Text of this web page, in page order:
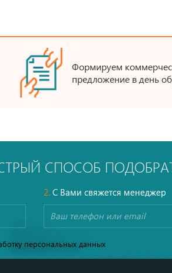
Формируем
предложение в день
СПОСОБ
2.С Вами свяжется менеджер
персональных данных